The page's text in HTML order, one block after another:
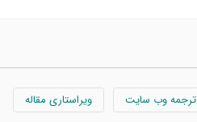
ترجمه وب سایت
ویراستاری مقاله